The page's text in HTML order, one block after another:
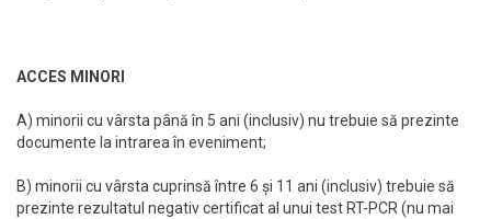
ACCES MINORI
A) minorii cu vârsta până în 5 ani (inclusiv) nu trebuie să prezinte
documente la intrarea în eveniment;
B) minorii cu vârsta cuprinsă între 6 și 11 ani (inclusiv) trebuie să
prezinte rezultatul negativ certificat al unui test RT-PCR (nu mai